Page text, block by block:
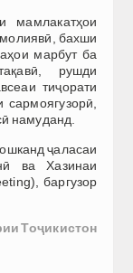
мамлакатҳои
бахши
марбут ба
рушди
тиҷорати
намуданд.
ҷаласаи
ва Хазинаи
баргузор
Тоҷикистон